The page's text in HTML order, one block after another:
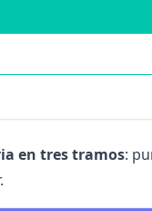
en tres tramos: